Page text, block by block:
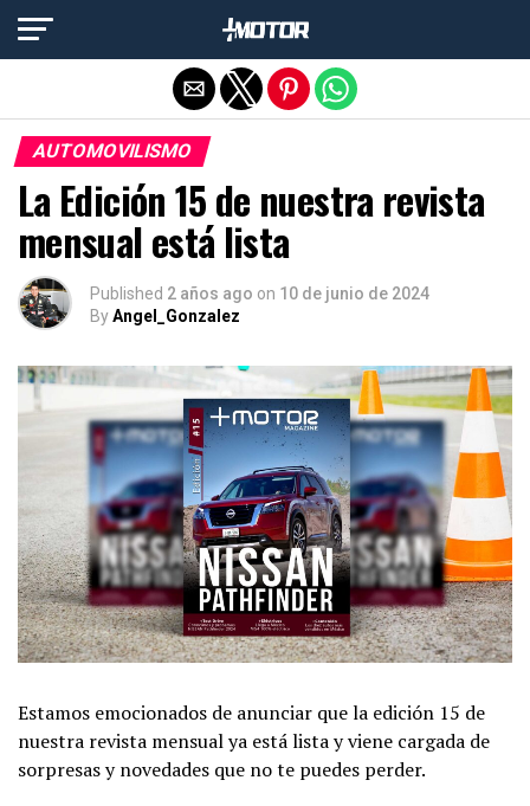
AUTOMOVILISMO
La Edición 15 de nuestra revista
mensual está lista
Published 2 años ago on 10 de junio de 2024
ByAngel_Gonzalez
Estamos emocionados de anunciar que la edición 15 de
nuestra revista mensual ya está lista y viene cargada de
sorpresas y novedades que no te puedes perder.
Salir de la versión móvil